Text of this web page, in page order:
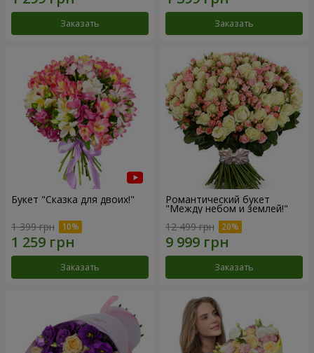
Заказать Заказать
Букет "Сказка для двоих!"
1 399 грн
Заказать
Романтический букет
"Между небом и землей!"
12 499 грн
Заказать